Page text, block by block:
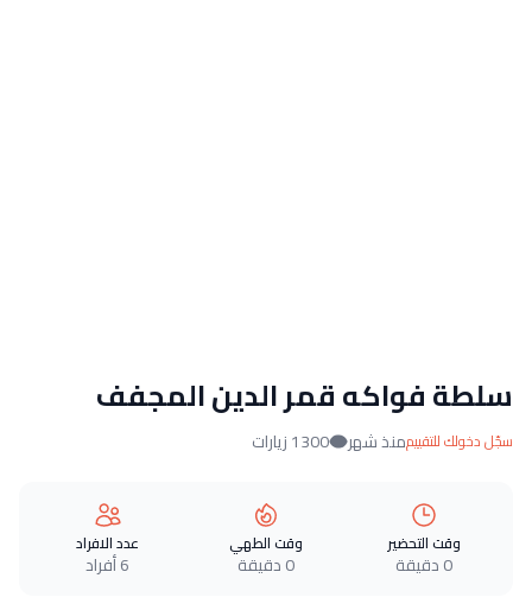
سلطة فواكه قمر الدين المجفف
سجّل دخولك للتقييممنذ شهر 1300 زيارات
وقت التحضير
0 دقيقة
وقت الطهي
0 دقيقة
عدد الافراد
6 أفراد